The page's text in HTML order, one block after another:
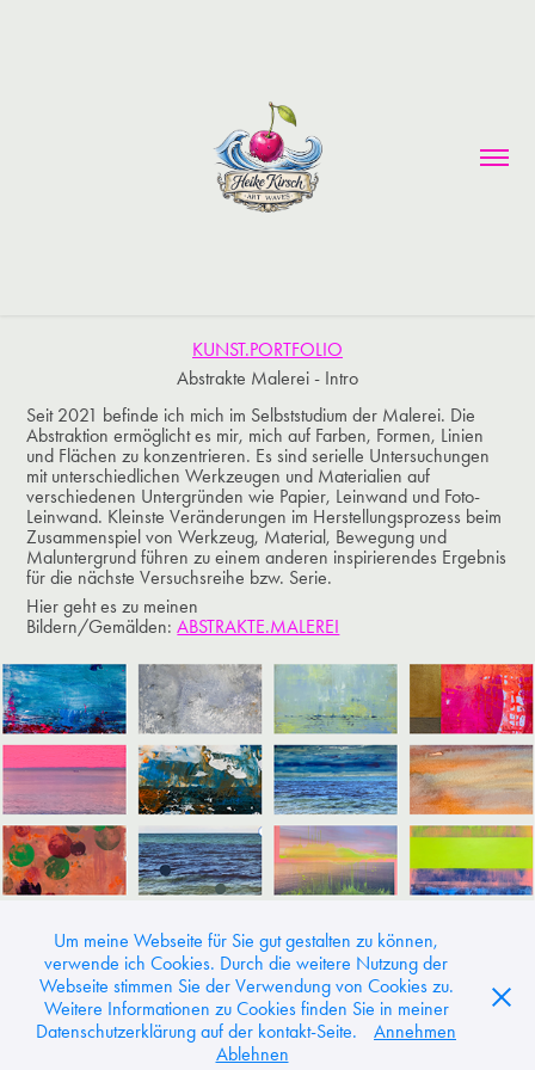
KUNST.PORTFOLIO
Abstrakte Malerei - Intro
Seit 2021 befinde ich mich im Selbststudium der Malerei. Die
Abstraktion ermöglicht es mir, mich auf Farben, Formen, Linien
und Flächen zu konzentrieren. Es sind serielle Untersuchungen
mit unterschiedlichen Werkzeugen und Materialien auf
verschiedenen Untergründen wie Papier, Leinwand und Foto-
Leinwand. Kleinste Veränderungen im Herstellungsprozess beim
Zusammenspiel von Werkzeug, Material, Bewegung und
Maluntergrund führen zu einem anderen inspirierendes Ergebnis
für die nächste Versuchsreihe bzw. Serie.
Hier geht es zu meinen
Bildern/Gemälden:ABSTRAKTE.MALEREI
Heike Kirsch. Art Waves. - Gärtnerweg 4 - 21077 Hamburg -
eMail: kontakt@heike-kirsch.de - mobil: +49 17620474014
Um meine Webseite für Sie gut gestalten zu können,
verwende ich Cookies. Durch die weitere Nutzung der
Webseite stimmen Sie der Verwendung von Cookies zu.
Weitere Informationen zu Cookies finden Sie in meiner
Datenschutzerklärung auf der kontakt-Seite.
Annehmen
Ablehnen